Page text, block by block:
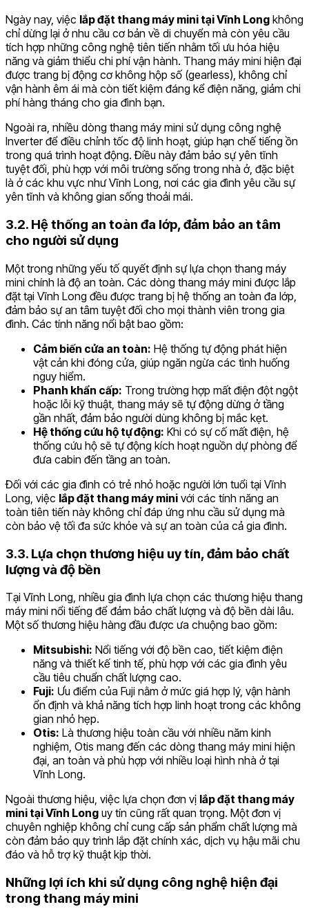
Ngày nay, việc lắp đặt thang máy mini tại Vĩnh Long không
chỉ dừng lại ở nhu cầu cơ bản về di chuyển mà còn yêu cầu
tích hợp những công nghệ tiên tiến nhằm tối ưu hóa hiệu
năng và giảm thiểu chi phí vận hành. Thang máy mini hiện đại
được trang bị động cơ không hộp số (gearless), không chỉ
vận hành êm ái mà còn tiết kiệm đáng kể điện năng, giảm chi
phí hàng tháng cho gia đình bạn.
Ngoài ra, nhiều dòng thang máy mini sử dụng công nghệ
Inverter để điều chỉnh tốc độ linh hoạt, giúp hạn chế tiếng ồn
trong quá trình hoạt động. Điều này đảm bảo sự yên tĩnh
tuyệt đối, phù hợp với môi trường sống trong nhà ở, đặc biệt
là ở các khu vực như Vĩnh Long, nơi các gia đình yêu cầu sự
yên tĩnh và không gian sống thoải mái.
3.2. Hệ thống an toàn đa lớp, đảm bảo an tâm
cho người sử dụng
Một trong những yếu tố quyết định sự lựa chọn thang máy
mini chính là độ an toàn. Các dòng thang máy mini được lắp
đặt tại Vĩnh Long đều được trang bị hệ thống an toàn đa lớp,
đảm bảo sự an tâm tuyệt đối cho mọi thành viên trong gia
đình. Các tính năng nổi bật bao gồm:
Cảm biến cửa an toàn: Hệ thống tự động phát hiện
vật cản khi đóng cửa, giúp ngăn ngừa các tình huống
nguy hiểm.
Phanh khẩn cấp: Trong trường hợp mất điện đột ngột
hoặc lỗi kỹ thuật, thang máy sẽ tự động dừng ở tầng
gần nhất, đảm bảo người dùng không bị mắc kẹt.
Hệ thống cứu hộ tự động: Khi có sự cố mất điện, hệ
thống cứu hộ sẽ tự động kích hoạt nguồn dự phòng để
đưa cabin đến tầng an toàn.
Đối với các gia đình có trẻ nhỏ hoặc người lớn tuổi tại Vĩnh
Long, việc lắp đặt thang máy mini với các tính năng an
toàn tiên tiến này không chỉ đáp ứng nhu cầu sử dụng mà
còn bảo vệ tối đa sức khỏe và sự an toàn của cả gia đình.
3.3. Lựa chọn thương hiệu uy tín, đảm bảo chất
lượng và độ bền
Tại Vĩnh Long, nhiều gia đình lựa chọn các thương hiệu thang
máy mini nổi tiếng để đảm bảo chất lượng và độ bền dài lâu.
Một số thương hiệu hàng đầu được ưa chuộng bao gồm:
Mitsubishi: Nổi tiếng với độ bền cao, tiết kiệm điện
năng và thiết kế tinh tế, phù hợp với các gia đình yêu
cầu tiêu chuẩn chất lượng cao.
Fuji: Ưu điểm của Fuji nằm ở mức giá hợp lý, vận hành
ổn định và khả năng tích hợp linh hoạt trong các không
gian nhỏ hẹp.
Otis: Là thương hiệu toàn cầu với nhiều năm kinh
nghiệm, Otis mang đến các dòng thang máy mini hiện
đại, an toàn và phù hợp với nhiều loại hình nhà ở tại
Vĩnh Long.
Ngoài thương hiệu, việc lựa chọn đơn vị lắp đặt thang máy
mini tại Vĩnh Long uy tín cũng rất quan trọng. Một đơn vị
chuyên nghiệp không chỉ cung cấp sản phẩm chất lượng mà
còn đảm bảo quy trình lắp đặt chính xác, dịch vụ hậu mãi chu
đáo và hỗ trợ kỹ thuật kịp thời.
Những lợi ích khi sử dụng công nghệ hiện đại
trong thang máy mini